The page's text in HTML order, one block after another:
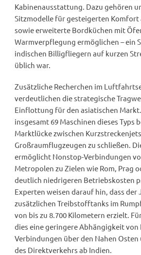
Kabinenausstattung. Dazu gehören
Sitzmodelle für gesteigerten Komfort
sowie erweiterte Bordküchen mit
Warmverpflegung ermöglichen – ein
indischen Billigfliegern auf kurzen
üblich war.
Zusätzliche Recherchen im
verdeutlichen die strategische
Einflottung für den asiatischen
insgesamt 69 Maschinen dieses Typs
Marktlücke zwischen
Großraumflugzeugen zu schließen.
ermöglicht Nonstop-Verbindungen
Metropolen zu Zielen wie Rom, Prag
deutlich niedrigeren Betriebskosten
Experten weisen darauf hin, dass der
zusätzlichen Treibstofftanks im
von bis zu 8.700 Kilometern erzielt.
dies eine geringere Abhängigkeit von
Verbindungen über den Nahen Osten
des Direktverkehrs ab Indien.